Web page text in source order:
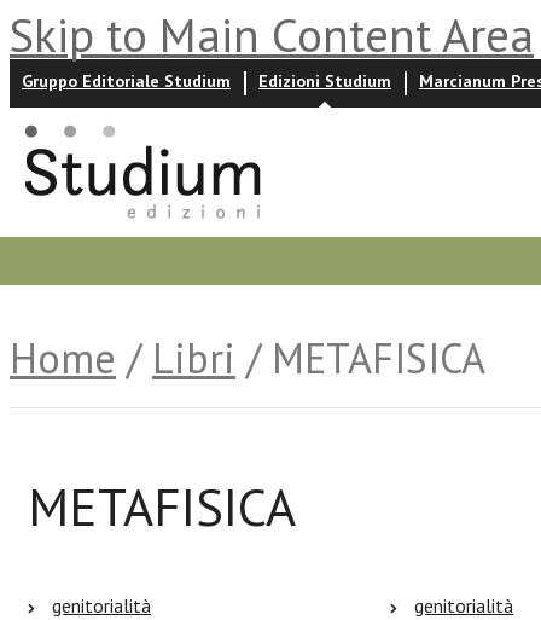
Skip to Main Content Area
Gruppo Editoriale Studium Edizioni Studium Marcianum
Home / Libri / METAFISICA
METAFISICA
genitorialità
genitorialità